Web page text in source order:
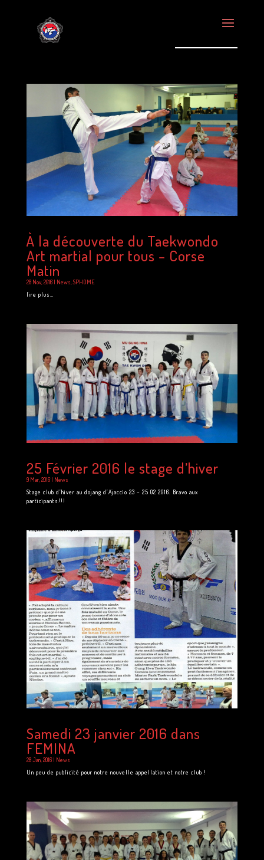
À la découverte du Taekwondo
Art martial pour tous – Corse
Matin
28 Nov, 2016| News ,SPHOME
lire plus…
25 Février 2016 le stage d’hiver
9 Mar, 2016| News
Stage club d’hiver au dojang d’Ajaccio 23 – 25 02 2016. Bravo aux
participants!!!
Samedi 23 janvier 2016 dans
FEMINA
28 Jan, 2016| News
Un peu de publicité pour notre nouvelle appellation et notre club !